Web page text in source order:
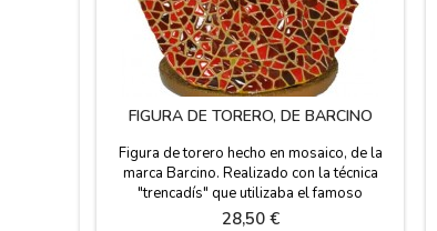
FIGURA DE TORERO, DE BARCINO
Figura de torero hecho en mosaico, de la
marca Barcino. Realizado con la técnica
"trencadís" que utilizaba el famoso
arquitecto catalán Antonio Gaudí y pintado a
Precio
28,50 €